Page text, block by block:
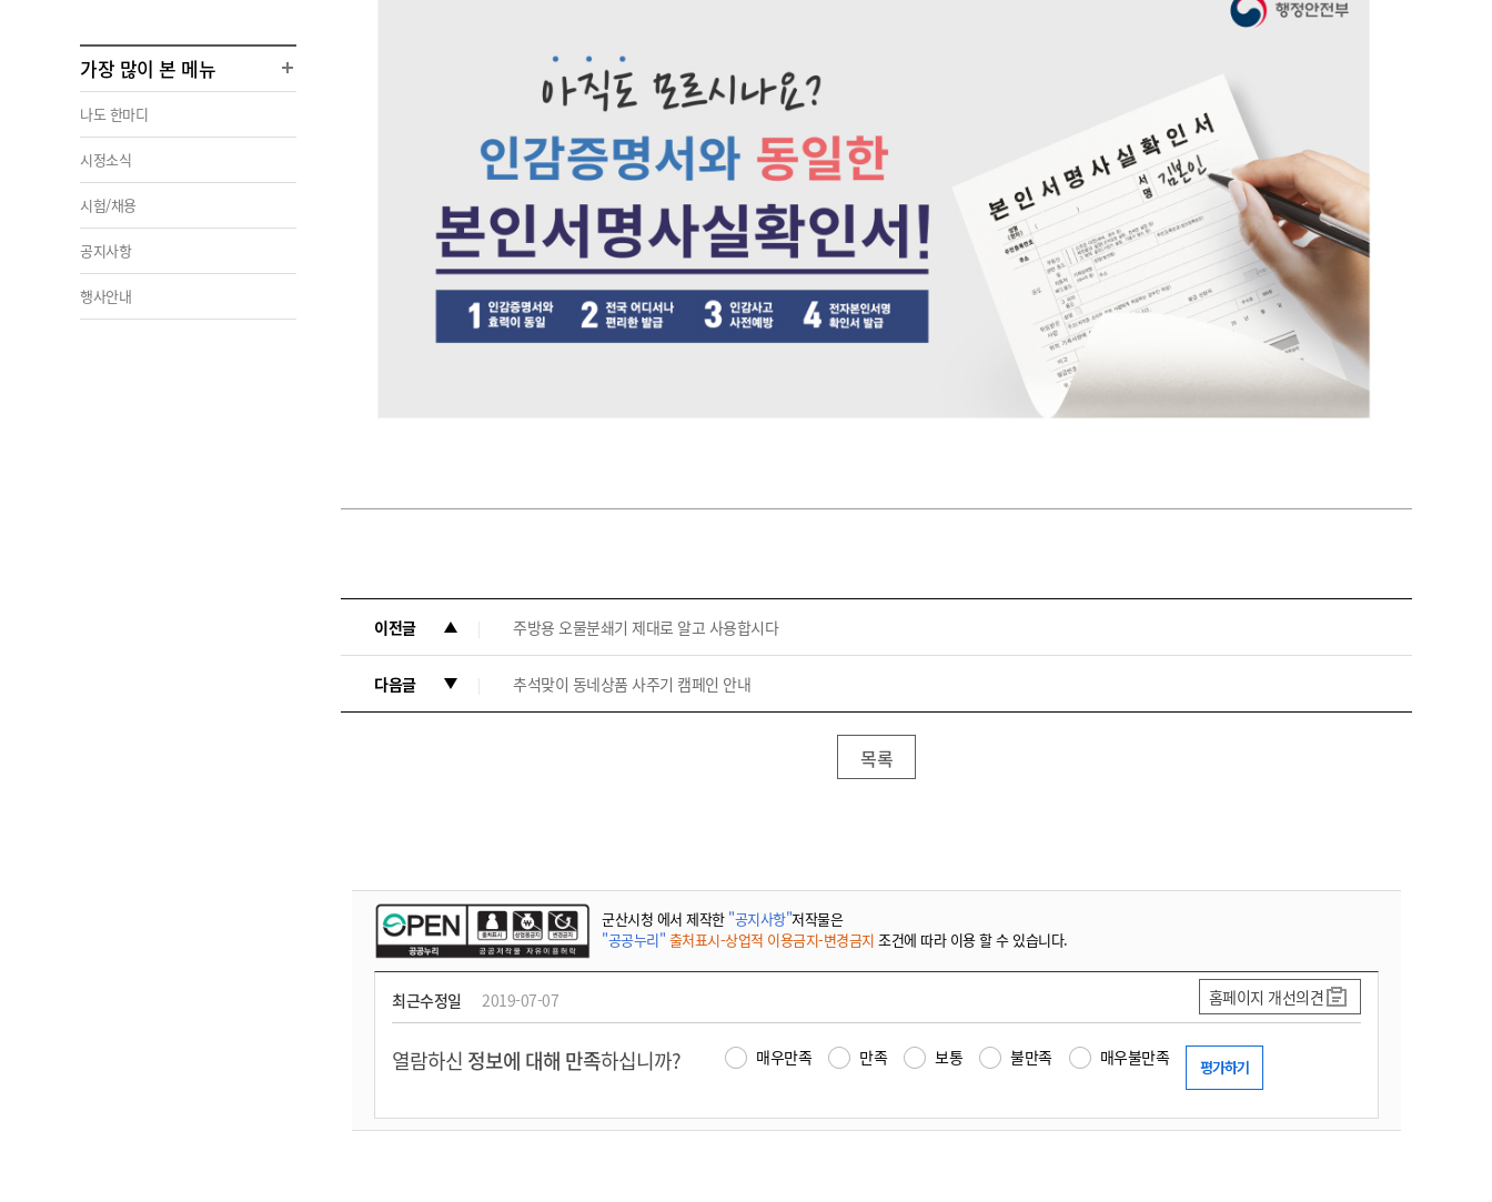
가장 많이 본 메뉴
나도 한마디
시정소식
시험/채용
공지사항
행사안내
이전글 주방용 오물분쇄기 제대로 알고 사용합시다
다음글 추석맞이 동네상품 사주기 캠페인 안내
목록
군산시청 에서 제작한 "공지사항"저작물은
"공공누리" 출처표시-상업적 이용금지-변경금지 조건에 따라 이용 할 수 있습니다.
최근수정일 2019-07-07 홈페이지 개선의견
열람하신 정보에 대해 만족하십니까? 매우만족 만족 보통 불만족 매우불만족